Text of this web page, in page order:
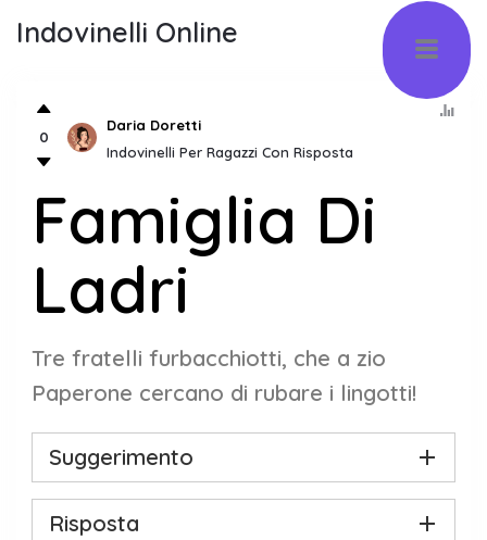
Indovinelli Online
0
Daria Doretti
Indovinelli Per Ragazzi Con Risposta
Famiglia Di
Ladri
Tre fratelli furbacchiotti, che a zio
Paperone cercano di rubare i lingotti!
Suggerimento
Risposta